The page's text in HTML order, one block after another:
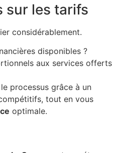
sur les tarifs
considérablement.
disponibles ?
aux services offerts
processus grâce à un
tout en vous
optimale.